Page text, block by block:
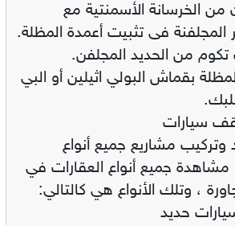
من الخرسانة الأسمنتية مع
المجلفنة فى تثبيت أعمدة المظلة.‏
بقماش البولي اثيلين أو البي
سيارات
وتركيب مشاريع جميع أنواع
جميع أنواع العقارات في
، وتلك الأنواع هي كالتالي:
حديد